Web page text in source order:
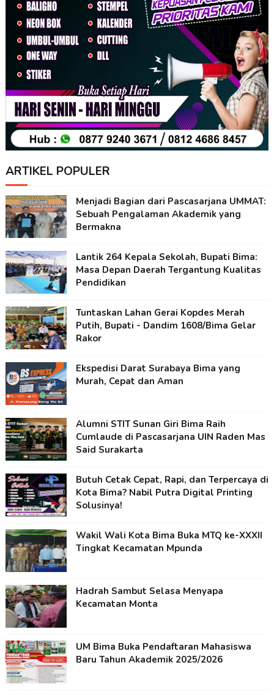
ARTIKEL POPULER
Menjadi Bagian dari Pascasarjana UMMAT:
Sebuah Pengalaman Akademik yang
Bermakna
Lantik 264 Kepala Sekolah, Bupati Bima:
Masa Depan Daerah Tergantung Kualitas
Pendidikan
Tuntaskan Lahan Gerai Kopdes Merah
Putih, Bupati - Dandim 1608/Bima Gelar
Rakor
Ekspedisi Darat Surabaya Bima yang
Murah, Cepat dan Aman
Alumni STIT Sunan Giri Bima Raih
Cumlaude di Pascasarjana UIN Raden Mas
Said Surakarta
Butuh Cetak Cepat, Rapi, dan Terpercaya di
Kota Bima? Nabil Putra Digital Printing
Solusinya!
Wakil Wali Kota Bima Buka MTQ ke-XXXII
Tingkat Kecamatan Mpunda
Hadrah Sambut Selasa Menyapa
Kecamatan Monta
UM Bima Buka Pendaftaran Mahasiswa
Baru Tahun Akademik 2025/2026